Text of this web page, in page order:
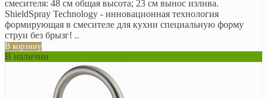
смесителя: 48 см общая высота; 23 см вынос излива.
ShieldSpray Technology - инновационная технология
формирующая в смесителе для кухни специальную форму
струи без брызг! ..
В корзину
В наличии